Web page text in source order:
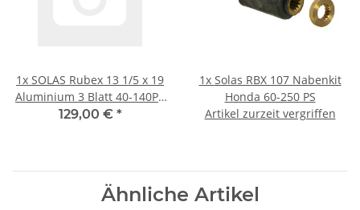
1x SOLAS Rubex 13 1/5 x 19
Aluminium 3 Blatt 40-140PS
4 1/4" Getriebe
129,00 € *
1x Solas RBX 107 Nabenkit
Honda 60-250 PS
Artikel zurzeit vergriffen
Ähnliche Artikel